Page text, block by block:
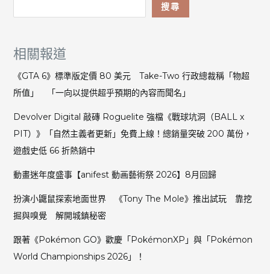
of
影
視
拒
因
不
願
棄
作
主
權
搜尋
相關報道
《GTA 6》標準版定價 80 美元 Take-Two 行政總裁稱「物超
所值」 「一向以提供超乎預期的內容而聞名」
Devolver Digital 敲磚 Roguelite 強檔《戰球坑洞（BALL x
PIT）》「自然主義者更新」免費上線！總銷量突破 200 萬份，
遊戲史低 66 折熱銷中
動畫迷年度盛事【anifest 動画藝術祭 2026】8月回歸
扮演小鼴鼠探索地面世界 《Tony The Mole》推出試玩 靠挖
掘與嗅覺 解開城鎮秘密
跟著《Pokémon GO》歡慶「PokémonXP」與「Pokémon
World Championships 2026」！